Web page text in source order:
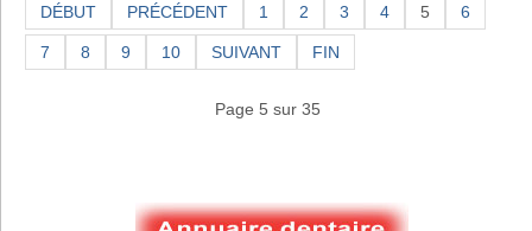
DÉBUT PRÉCÉDENT 1 2 3 4 5 6
7 8 9 10 SUIVANT FIN
Page 5 sur 35